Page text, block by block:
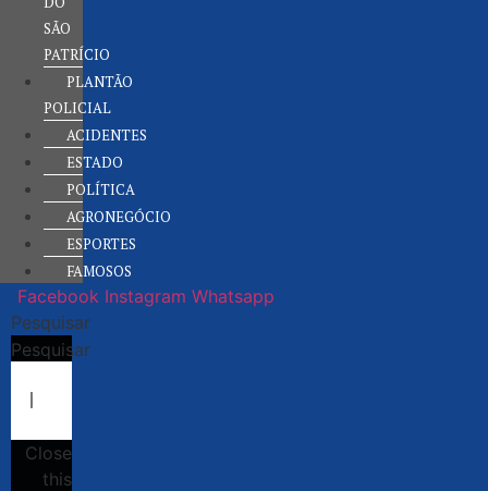
SÃO
PATRÍCIO
PLANTÃO
POLICIAL
ACIDENTES
ESTADO
POLÍTICA
AGRONEGÓCIO
ESPORTES
FAMOSOS
Facebook Instagram Whatsapp
Pesquisar
Pesquisar
Close
this